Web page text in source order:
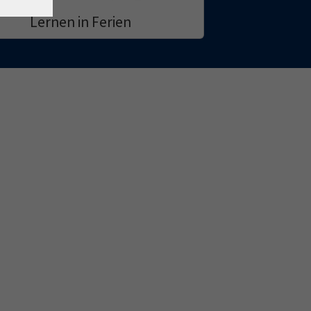
Lernen in Ferien